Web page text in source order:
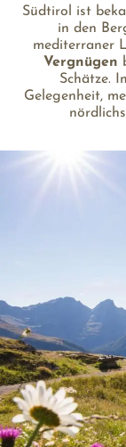
Südtirol ist
in den
mediterraner
Vergnügen
Schätze.
Gelegenheit,